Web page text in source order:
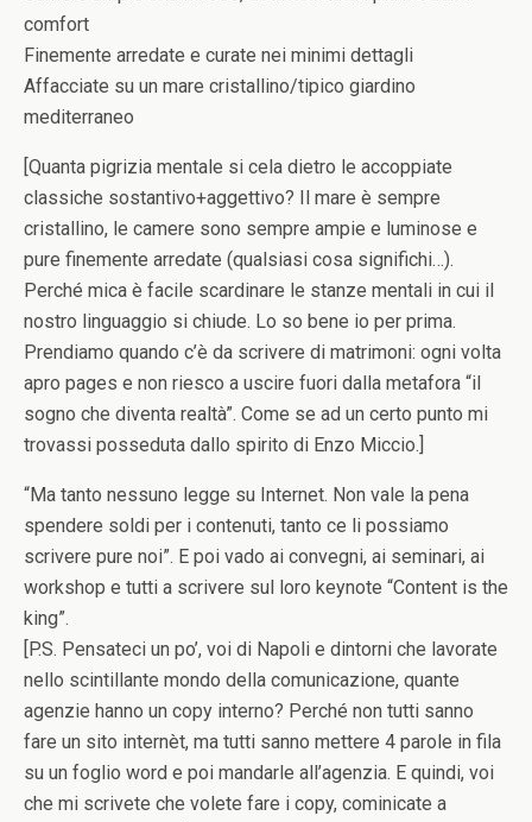
comfort
Finemente arredate e curate nei minimi dettagli
Affacciate su un mare cristallino/tipico giardino
mediterraneo
[Quanta pigrizia mentale si cela dietro le accoppiate
classiche sostantivo+aggettivo? Il mare è sempre
cristallino, le camere sono sempre ampie e luminose e
pure finemente arredate (qualsiasi cosa significhi…).
Perché mica è facile scardinare le stanze mentali in cui il
nostro linguaggio si chiude. Lo so bene io per prima.
Prendiamo quando c’è da scrivere di matrimoni: ogni volta
apro pages e non riesco a uscire fuori dalla metafora “il
sogno che diventa realtà”. Come se ad un certo punto mi
trovassi posseduta dallo spirito di Enzo Miccio.]
“Ma tanto nessuno legge su Internet. Non vale la pena
spendere soldi per i contenuti, tanto ce li possiamo
scrivere pure noi”. E poi vado ai convegni, ai seminari, ai
workshop e tutti a scrivere sul loro keynote “Content is the
king”.
[P.S. Pensateci un po’, voi di Napoli e dintorni che lavorate
nello scintillante mondo della comunicazione, quante
agenzie hanno un copy interno? Perché non tutti sanno
fare un sito internèt, ma tutti sanno mettere 4 parole in fila
su un foglio word e poi mandarle all’agenzia. E quindi, voi
che mi scrivete che volete fare i copy, cominicate a